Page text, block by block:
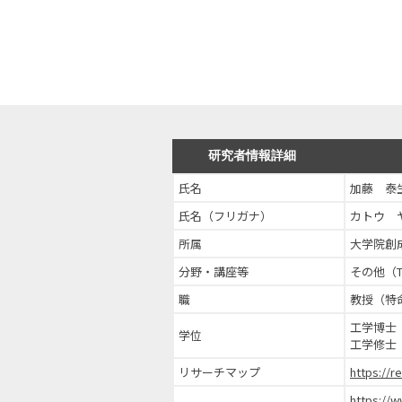
研究者情報詳細
氏名
加藤 泰
氏名（フリガナ）
カトウ
所属
大学院創
分野・講座等
その他（
職
教授（特
学位
工学博士
工学修士
リサーチマップ
https://